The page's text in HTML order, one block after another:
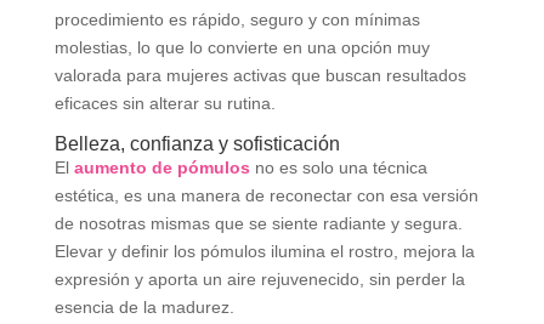
procedimiento es rápido, seguro y con mínimas
molestias, lo que lo convierte en una opción muy
valorada para mujeres activas que buscan resultados
eficaces sin alterar su rutina.
Belleza, confianza y sofisticación
El aumento de pómulos no es solo una técnica
estética, es una manera de reconectar con esa versión
de nosotras mismas que se siente radiante y segura.
Elevar y definir los pómulos ilumina el rostro, mejora la
expresión y aporta un aire rejuvenecido, sin perder la
esencia de la madurez.